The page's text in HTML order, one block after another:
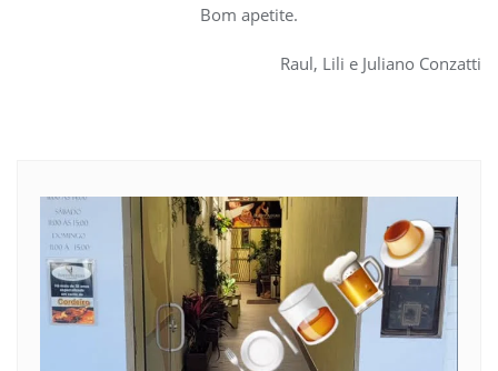
Bom apetite.
Raul, Lili e Juliano Conzatti